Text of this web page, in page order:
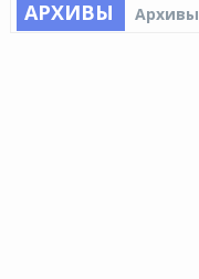
АРХИВЫ Архивы